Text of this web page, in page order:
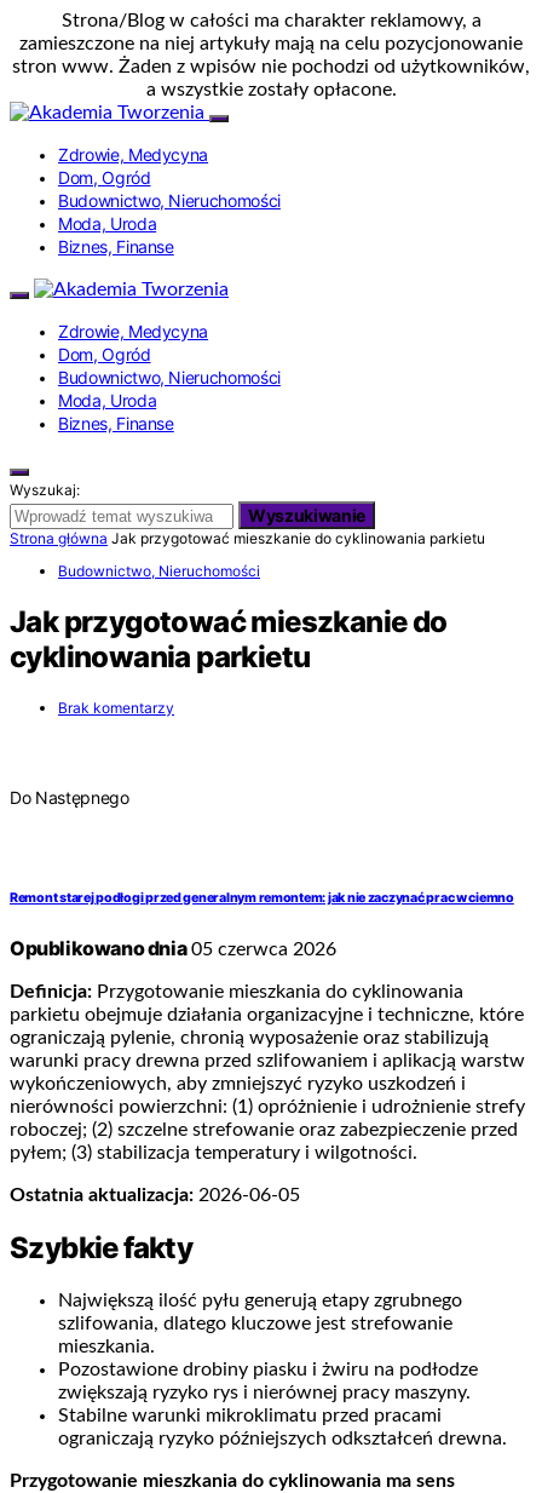
Strona/Blog w całości ma charakter reklamowy, a
zamieszczone na niej artykuły mają na celu pozycjonowanie
stron www. Żaden z wpisów nie pochodzi od użytkowników,
a wszystkie zostały opłacone.
Zdrowie, Medycyna
Dom, Ogród
Budownictwo, Nieruchomości
Moda, Uroda
Biznes, Finanse
Zdrowie, Medycyna
Dom, Ogród
Budownictwo, Nieruchomości
Moda, Uroda
Biznes, Finanse
Wyszukaj:
Wyszukiwanie
Strona główna Jak przygotować mieszkanie do cyklinowania parkietu
Budownictwo, Nieruchomości
Jak przygotować mieszkanie do
cyklinowania parkietu
Brak komentarzy
Do Następnego
Remont starej podłogi przed generalnym remontem: jak nie zaczynać prac w ciemno
Opublikowano dnia05 czerwca 2026
Definicja: Przygotowanie mieszkania do cyklinowania
parkietu obejmuje działania organizacyjne i techniczne, które
ograniczają pylenie, chronią wyposażenie oraz stabilizują
warunki pracy drewna przed szlifowaniem i aplikacją warstw
wykończeniowych, aby zmniejszyć ryzyko uszkodzeń i
nierówności powierzchni: (1) opróżnienie i udrożnienie strefy
roboczej; (2) szczelne strefowanie oraz zabezpieczenie przed
pyłem; (3) stabilizacja temperatury i wilgotności.
Ostatnia aktualizacja: 2026-06-05
Szybkie fakty
Największą ilość pyłu generują etapy zgrubnego
szlifowania, dlatego kluczowe jest strefowanie
mieszkania.
Pozostawione drobiny piasku i żwiru na podłodze
zwiększają ryzyko rys i nierównej pracy maszyny.
Stabilne warunki mikroklimatu przed pracami
ograniczają ryzyko późniejszych odkształceń drewna.
Przygotowanie mieszkania do cyklinowania ma sens